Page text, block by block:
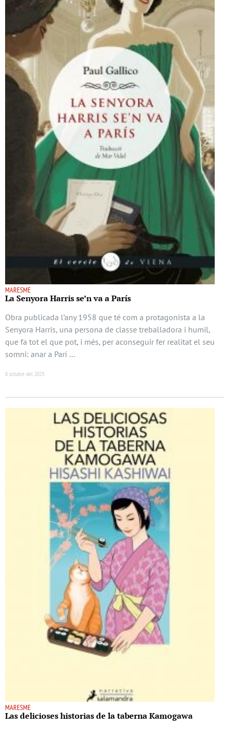
MARESME
La Senyora Harris se’n va a París
Obra publicada l’any 1958 que té com a protagonista a la
Senyora Harris, una persona de classe treballadora i humil,
que fa tot el que pot, i més, per aconseguir fer realitat el seu
somni: anar a Parí …
8 octubre del 2025
MARESME
Las delicioses historias de la taberna Kamogawa